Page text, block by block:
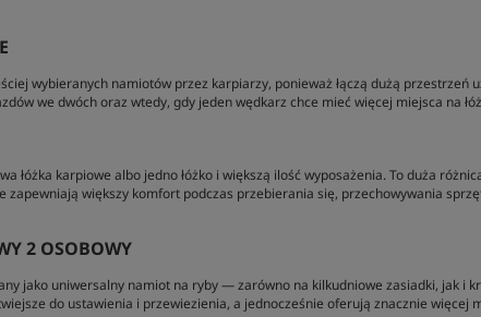
wybieranych namiotów przez karpiarzy, ponieważ łączą dużą
we dwóch oraz wtedy, gdy jeden wędkarz chce mieć więcej miejsca na
łóżka karpiowe albo jedno łóżko i większą ilość wyposażenia. To duża
większy komfort podczas przebierania się, przechowywania
2 OSOBOWY
jako uniwersalny namiot na ryby — zarówno na kilkudniowe zasiadki, jak i
do ustawienia i przewiezienia, a jednocześnie oferują znacznie